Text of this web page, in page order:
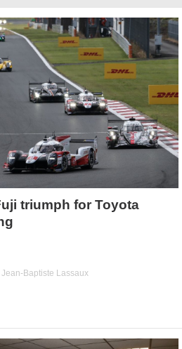
triumph for Toyota
Jean-Baptiste Lassaux